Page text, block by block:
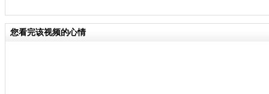
您看完该视频的心情